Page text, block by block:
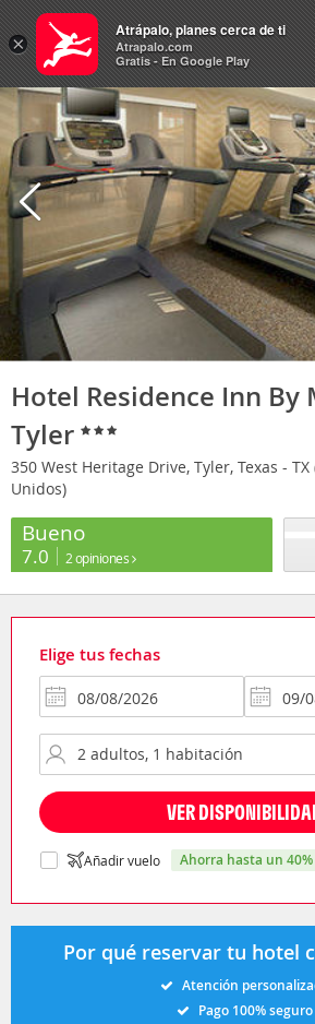
Hoteles
Hotel Residence Inn
Tyler
350 West Heritage Drive, Tyler, Texas - TX
Unidos)
Bueno
7.0 2 opiniones
Elige tus fechas
VER
Añadir vuelo ahorra hasta un 40%
Por qué reservar tu hotel
Atención
Pago 100% seguro
×
Atrápalo, planes cerca de ti
Atrapalo.com
Gratis - En Google Play